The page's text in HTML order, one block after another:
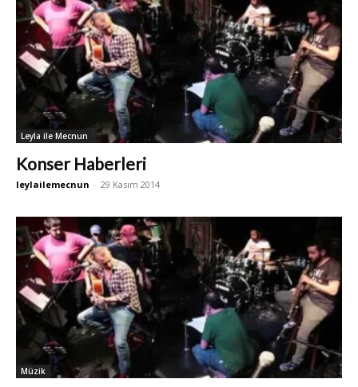
Leyla ile Mecnun
Konser Haberleri
leylailemecnun - 29 Kasım 2014
Müzik